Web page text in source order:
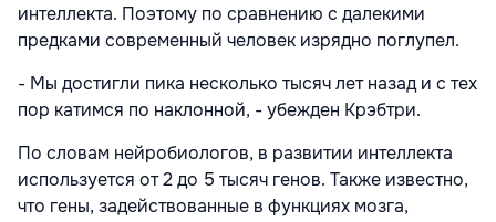
интеллекта. Поэтому по сравнению с далекими
предками современный человек изрядно поглупел.
- Мы достигли пика несколько тысяч лет назад и с тех
пор катимся по наклонной, - убежден Крэбтри.
По словам нейробиологов, в развитии интеллекта
используется от 2 до 5 тысяч генов. Также известно,
что гены, задействованные в функциях мозга,